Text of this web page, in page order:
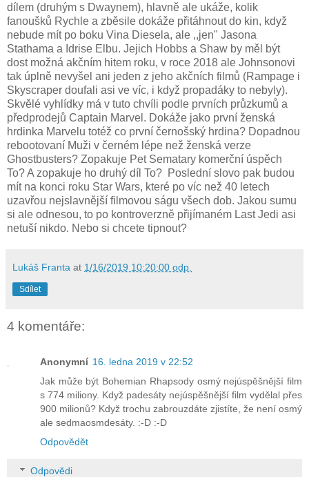
dílem (druhým s Dwaynem), hlavně ale ukáže, kolik
fanoušků Rychle a zběsile dokáže přitáhnout do kin, když
nebude mít po boku Vina Diesela, ale ,,jen" Jasona
Stathama a Idrise Elbu. Jejich Hobbs a Shaw by měl být
dost možná akčním hitem roku, v roce 2018 ale Johnsonovi
tak úplně nevyšel ani jeden z jeho akčních filmů (Rampage i
Skyscraper doufali asi ve víc, i když propadáky to nebyly).
Skvělé vyhlídky má v tuto chvíli podle prvních průzkumů a
předprodejů Captain Marvel. Dokáže jako první ženská
hrdinka Marvelu totéž co první černošský hrdina? Dopadnou
rebootovaní Muži v černém lépe než ženská verze
Ghostbusters? Zopakuje Pet Sematary komerční úspěch
To? A zopakuje ho druhý díl To? Poslední slovo pak budou
mít na konci roku Star Wars, které po víc než 40 letech
uzavřou nejslavnější filmovou ságu všech dob. Jakou sumu
si ale odnesou, to po kontroverzně přijímaném Last Jedi asi
netuší nikdo. Nebo si chcete tipnout?
Lukáš Franta at 1/16/2019 10:20:00 odp.
Sdílet
4 komentáře:
Anonymní 16. ledna 2019 v 22:52
Jak může být Bohemian Rhapsody osmý nejúspěšnější film
s 774 miliony. Když padesáty nejúspěšnější film vydělal přes
900 milionů? Když trochu zabrouzdáte zjistíte, že není osmý
ale sedmaosmdesáty. :-D :-D
Odpovědět
Odpovědi